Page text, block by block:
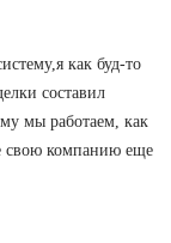
как буд-то
составил
мы работаем, как
свою компанию еще